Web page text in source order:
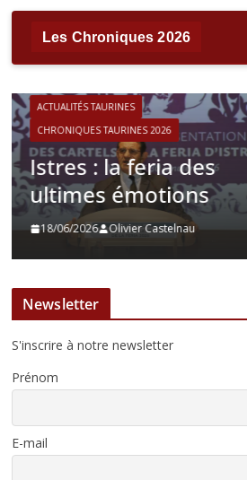
Les Chroniques 2026
ACTUALITÉS TAURINES
CHRONIQUES TAURINES 2026
Víctor Hernández : le
courage immobile
13/06/2026 Tertulias
Newsletter
S'inscrire à notre newsletter
Prénom
E-mail